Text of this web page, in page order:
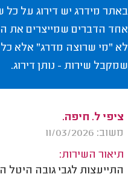
באתר מידרג יש דירוג על כל
אחד הדברים שמייצרים את
לא "מי שרוצה מדרג" אלא
שמקבל שירות - נותן דירוג.
ציפי ל. חיפה.
משוב: 11/03/2026
תיאור השירות:
התייעצות לגבי גובה